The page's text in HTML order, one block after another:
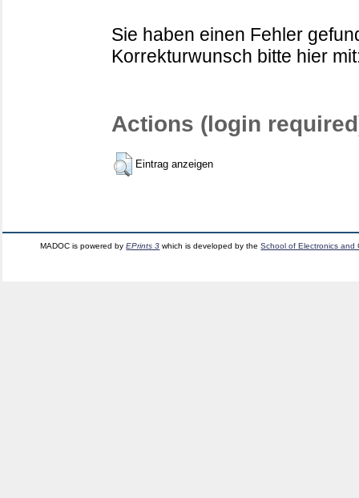
Sie haben einen Fehler
Korrekturwunsch bitte hier
Actions (login
Eintrag anzeigen
MADOC is powered byEPrints 3 which is developed by theSchool of Electronics and